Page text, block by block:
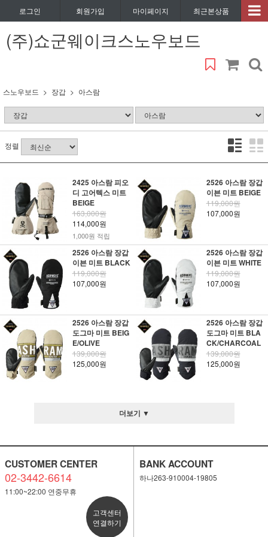
로그인 회원가입 마이페이지 최근본상품
(주)쇼군웨이크스노우보드
스노우보드 장갑 아스람
정렬
2425 아스람 피오
디 고어텍스 미트
BEIGE
163,000원
114,000원
1,000원 적립
2526 아스람 장갑
이븐 미트 BEIGE
119,000원
107,000원
2526 아스람 장갑
이븐 미트 BLACK
119,000원
107,000원
2526 아스람 장갑
이븐 미트 WHITE
119,000원
107,000원
2526 아스람 장갑
도그마 미트 BEIG
E/OLIVE
139,000원
125,000원
2526 아스람 장갑
도그마 미트 BLA
CK/CHARCOAL
139,000원
125,000원
더보기 ▼
CUSTOMER CENTER
02-3442-6614
11:00~22:00 연중무휴
고객센터
연결하기
BANK ACCOUNT
하나263-910004-19805